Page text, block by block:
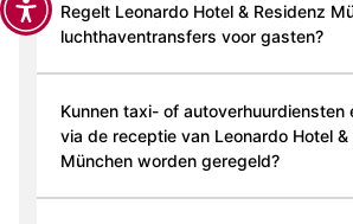
Regelt Leonardo Hotel & Residenz
luchthaventransfers voor gasten?
Kunnen taxi- of autoverhuurdiensten
via de receptie van Leonardo Hotel &
München worden geregeld?